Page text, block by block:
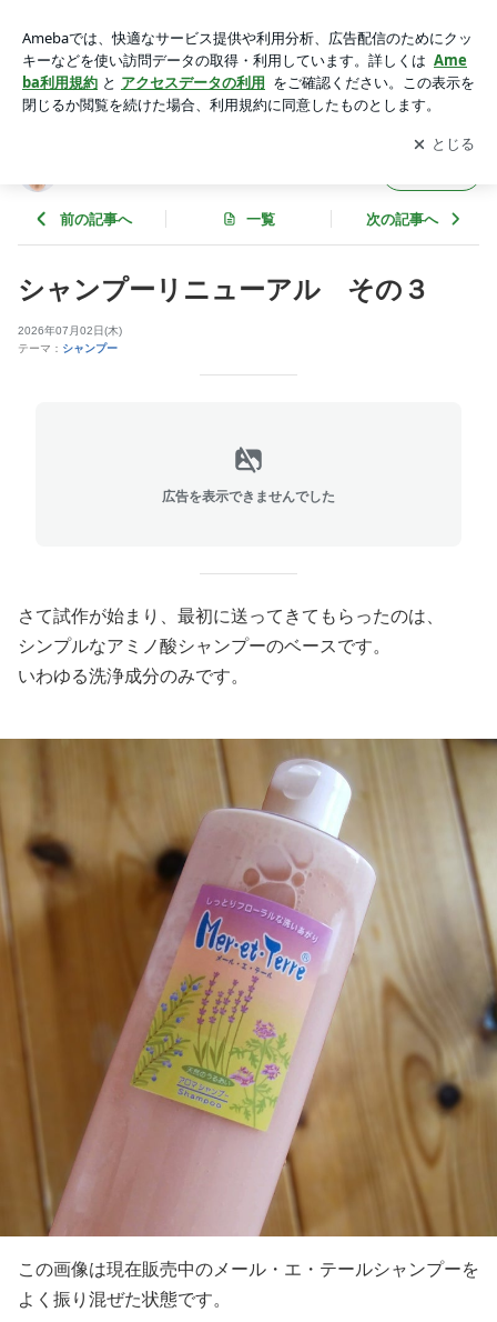
アプリをダウンロードして ブログの更新通知
を受け取りまし
ょう。
開く
前の記事へ 一覧 次の記事へ
シャンプーリニューアル その３
2026年07月02日(木)
テーマ： シャンプー
広告を表示できませんでした
さて試作が始まり、最初に送ってきてもらったのは、
シンプルなアミノ酸シャンプーのベースです。
いわゆる洗浄成分のみです。
この画像は現在販売中のメール・エ・テールシャンプーを
よく振り混ぜた状態です。